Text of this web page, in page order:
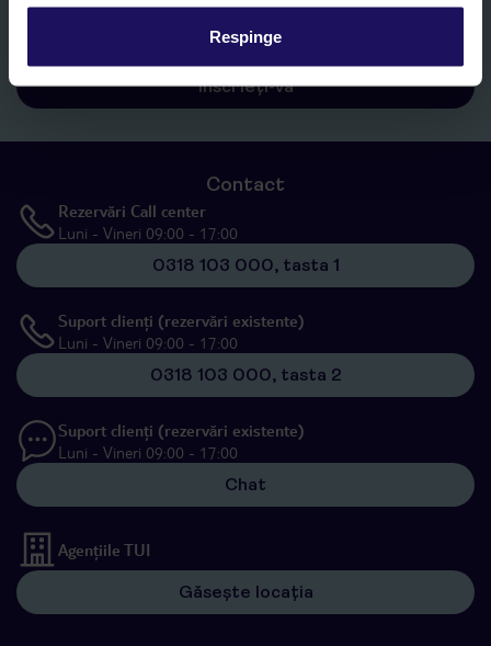
Respinge
specificat în„Informații privind prelucrarea datelor cu caracter
, prin mijloace electronice de comunicare (e-mail),
Înscrieți-vă
Contact
Rezervări Call center
Luni - Vineri 09:00 - 17:00
0318 103 000, tasta 1
Suport clienți (rezervări existente)
Luni - Vineri 09:00 - 17:00
0318 103 000, tasta 2
Suport clienți (rezervări existente)
Luni - Vineri 09:00 - 17:00
Chat
Agențiile TUI
Găsește locația